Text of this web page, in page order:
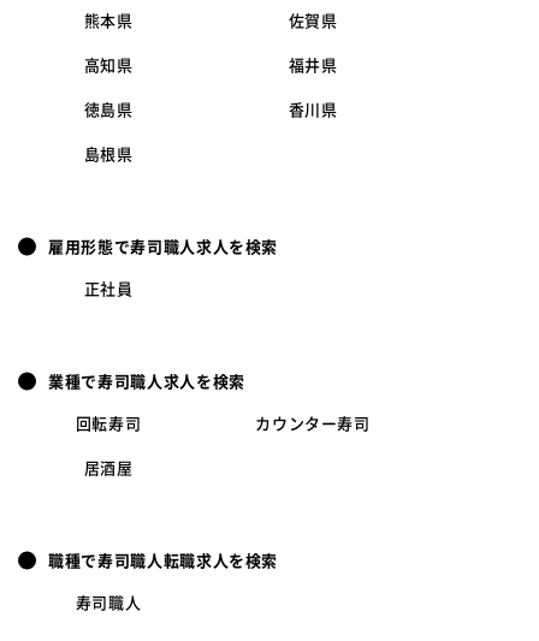
熊本県 佐賀県
高知県 福井県
徳島県 香川県
島根県
雇用形態で寿司職人求人を検索
正社員
業種で寿司職人求人を検索
回転寿司 カウンター寿司
居酒屋
職種で寿司職人転職求人を検索
寿司職人